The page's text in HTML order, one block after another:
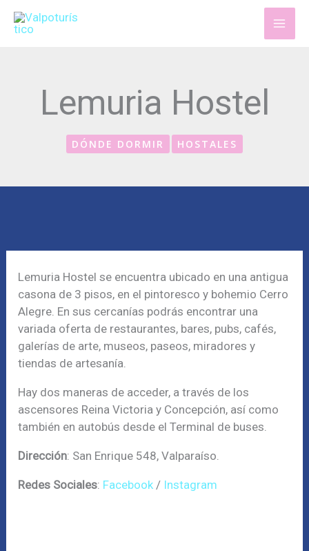
Lemuria Hostel
DÓNDE DORMIR HOSTALES
Lemuria Hostel se encuentra ubicado en una antigua
casona de 3 pisos, en el pintoresco y bohemio Cerro
Alegre. En sus cercanías podrás encontrar una
variada oferta de restaurantes, bares, pubs, cafés,
galerías de arte, museos, paseos, miradores y
tiendas de artesanía.
Hay dos maneras de acceder, a través de los
ascensores Reina Victoria y Concepción, así como
también en autobús desde el Terminal de buses.
Dirección: San Enrique 548, Valparaíso.
Redes Sociales: Facebook / Instagram